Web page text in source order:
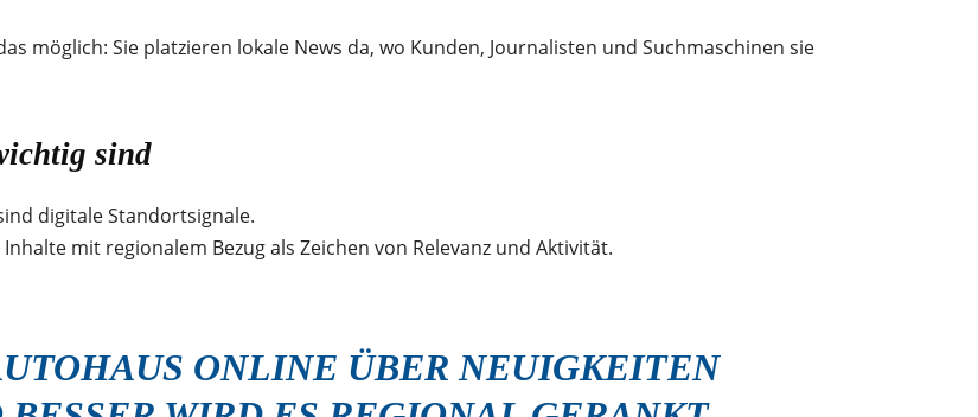
möglich: Sie platzieren lokale News da, wo Kunden, Journalisten und Suchmaschinen sie
sind
digitale Standortsignale.
mit regionalem Bezug als Zeichen von Relevanz und Aktivität.
ONLINE ÜBER NEUIGKEITEN